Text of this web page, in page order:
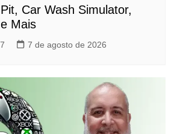
Car Wash Simulator,
Mais
7 de agosto de 2026